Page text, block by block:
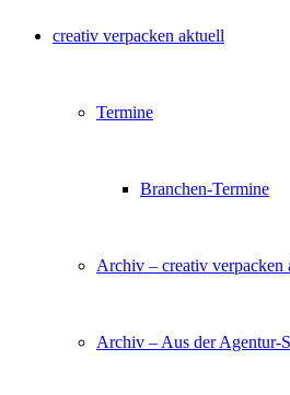
creativ verpacken aktuell
Termine
Branchen-Termine
Archiv – creativ verpacken
Archiv – Aus der Agentur-